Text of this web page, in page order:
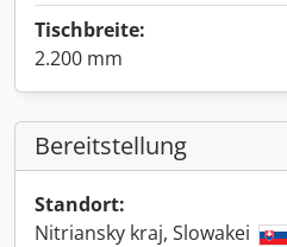
Tischbreite:
2.200 mm
Bereitstellung
Standort:
Nitriansky kraj, Slowakei